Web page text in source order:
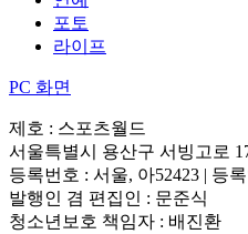
포토
라이프
PC 화면
제호 : 스포츠월드
서울특별시 용산구 서빙고로
등록번호 : 서울, 아52423 | 등
발행인 겸 편집인 : 문준식
청소년보호 책임자 : 배진환